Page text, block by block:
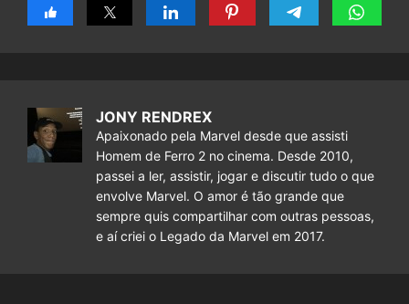
JONY RENDREX
Apaixonado pela Marvel desde que assisti
Homem de Ferro 2 no cinema. Desde 2010,
passei a ler, assistir, jogar e discutir tudo o que
envolve Marvel. O amor é tão grande que
sempre quis compartilhar com outras pessoas,
e aí criei o Legado da Marvel em 2017.